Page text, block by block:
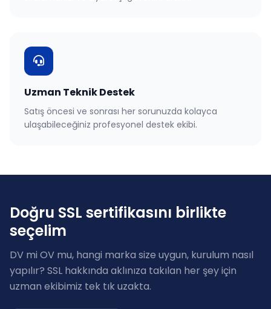
Uzman Teknik Destek
Satış öncesi ve sonrası her sorunuzda kolayca
ulaşabileceğiniz profesyonel destek ekibi.
Doğru SSL sertifikasını birlikte
seçelim
DV mi OV mu, hangi marka size uygun, kurulum nasıl
yapılır? SSL hakkında aklınıza takılan her şey için
uzman ekibimiz tek tık uzakta.